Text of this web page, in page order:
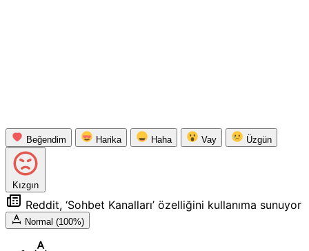
Beğendim Harika Haha Vay Üzgün
Kızgın
Reddit, ‘Sohbet Kanalları’ özelliğini kullanıma sunuyor
Normal (100%)